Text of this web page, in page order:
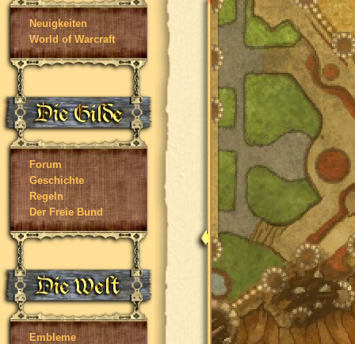
Neuigkeiten
World of Warcraft
Forum
Geschichte
Regeln
Der Freie Bund
Embleme